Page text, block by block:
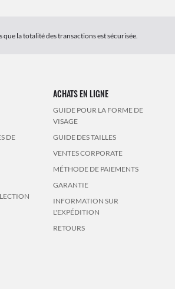
que la totalité des transactions est sécurisée.
DE
ACHATS EN LIGNE
GUIDE POUR LA FORME DE
VISAGE
GUIDE DES TAILLES
VENTES CORPORATE
MÉTHODE DE PAIEMENTS
GARANTIE
INFORMATION SUR
L'EXPÉDITION
RETOURS